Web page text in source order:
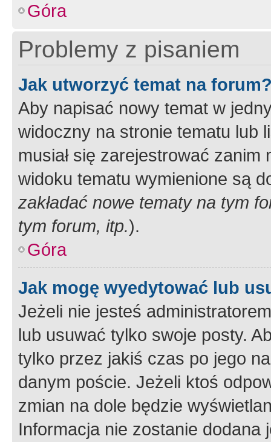
Góra
Problemy z pisaniem
Jak utworzyć temat na
Aby napisać nowy temat w
widoczny na stronie tematu lub
musiał się zarejestrować
widoku tematu wymienione są
zakładać nowe tematy na tym
tym forum, itp.).
Góra
Jak mogę wyedytować lub
Jeżeli nie jesteś
lub usuwać tylko swoje posty.
tylko przez jakiś czas po jego
danym poście. Jeżeli ktoś
zmian na dole będzie
Informacja nie zostanie dodana